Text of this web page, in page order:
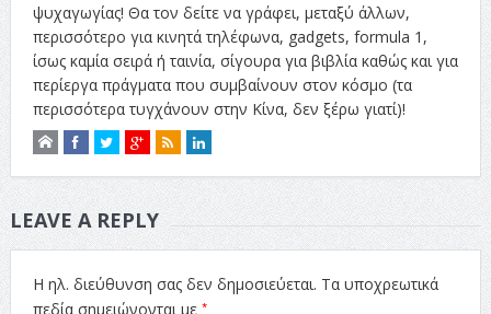
ψυχαγωγίας! Θα τον δείτε να γράφει, μεταξύ άλλων,
περισσότερο για κινητά τηλέφωνα, gadgets, formula 1,
ίσως καμία σειρά ή ταινία, σίγουρα για βιβλία καθώς και για
περίεργα πράγματα που συμβαίνουν στον κόσμο (τα
περισσότερα τυγχάνουν στην Κίνα, δεν ξέρω γιατί)!
LEAVE A REPLY
Η ηλ. διεύθυνση σας δεν δημοσιεύεται. Τα υποχρεωτικά
πεδία σημειώνονται με *